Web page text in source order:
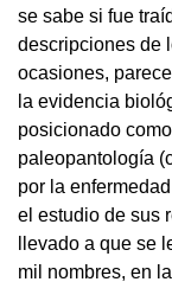
se sabe si fue
descripciones de
ocasiones,
la evidencia
posicionado
paleopantología
por la
el estudio de sus
llevado a que se
mil nombres, en